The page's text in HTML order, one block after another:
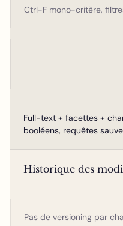
Ctrl-F mono-critère,
Full-text + facettes +
booléens, requêtes
Historique des
Pas de versioning par